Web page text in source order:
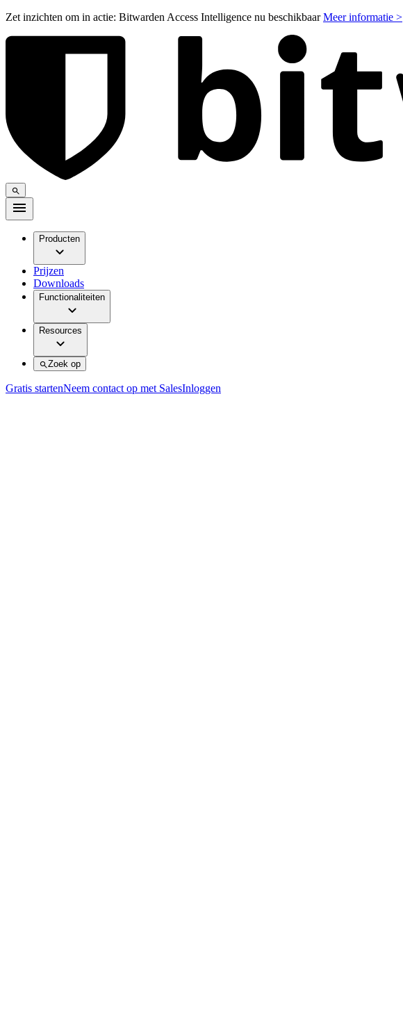
Zet inzichten om in actie: Bitwarden Access Intelligence nu beschikbaarMeer informatie >
Producten
Prijzen
Downloads
Functionaliteiten
Resources
Zoek op
Gratis startenNeem contact op met SalesInloggen